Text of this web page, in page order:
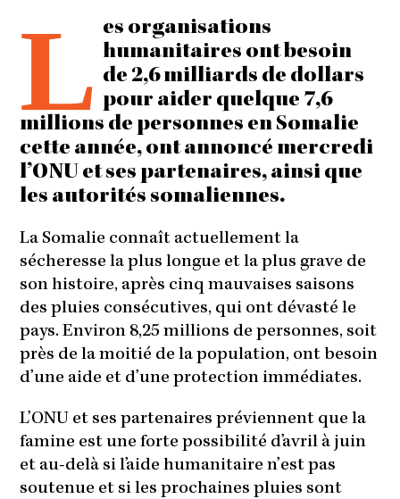
L es organisations
humanitaires ont besoin
de 2,6 milliards de dollars
pour aider quelque 7,6
millions de personnes en Somalie
cette année, ont annoncé mercredi
l’ONU et ses partenaires, ainsi que
les autorités somaliennes.
La Somalie connaît actuellement la
sécheresse la plus longue et la plus grave de
son histoire, après cinq mauvaises saisons
des pluies consécutives, qui ont dévasté le
pays. Environ 8,25 millions de personnes, soit
près de la moitié de la population, ont besoin
d’une aide et d’une protection immédiates.
L’ONU et ses partenaires préviennent que la
famine est une forte possibilité d’avril à juin
et au-delà si l’aide humanitaire n’est pas
soutenue et si les prochaines pluies sont